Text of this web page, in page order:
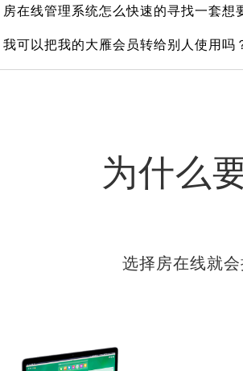
房在线管理系统怎么快速的寻找一套想
我可以把我的大雁会员转给别人使用吗
为什么
选择房在线就